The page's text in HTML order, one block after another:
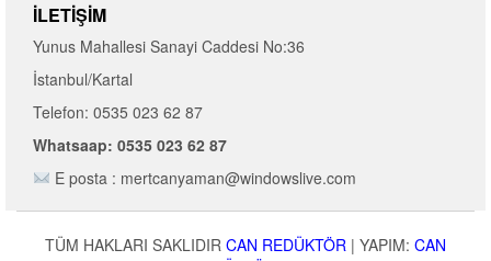
İLETIŞIM
Yunus Mahallesi Sanayi Caddesi No:36
İstanbul/Kartal
Telefon: 0535 023 62 87
Whatsaap: 0535 023 62 87
E posta : mertcanyaman@windowslive.com
TÜM HAKLARI SAKLIDIR CAN REDÜKTÖR | YAPIM: CAN